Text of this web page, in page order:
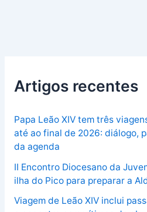
Artigos recentes
Papa Leão XIV tem três
até ao final de 2026: diálogo,
da agenda
II Encontro Diocesano da
ilha do Pico para preparar a
Viagem de Leão XIV inclui